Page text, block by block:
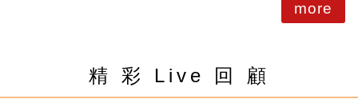
more
精 彩 Live 回 顧